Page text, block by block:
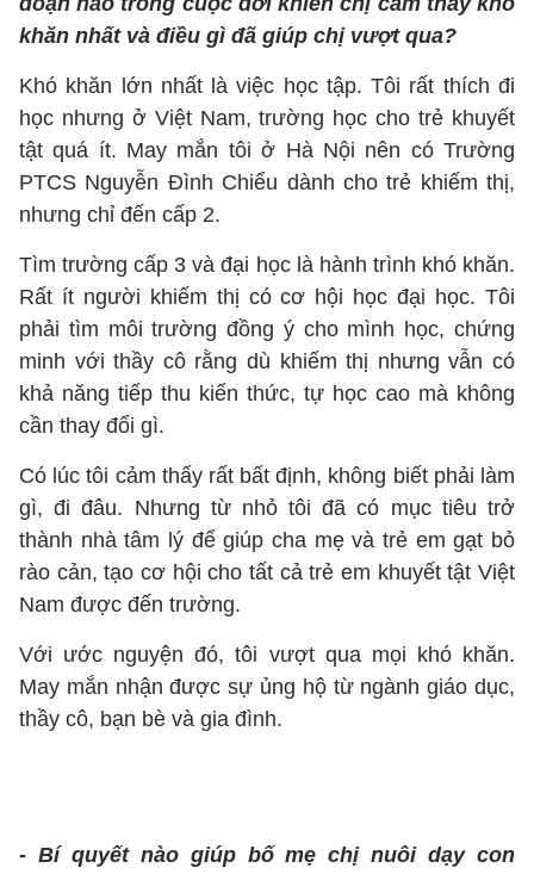
khăn nhất và điều gì đã giúp chị vượt qua?
Khó khăn lớn nhất là việc học tập. Tôi rất thích đi
học nhưng ở Việt Nam, trường học cho trẻ khuyết
tật quá ít. May mắn tôi ở Hà Nội nên có Trường
PTCS Nguyễn Đình Chiểu dành cho trẻ khiếm thị,
nhưng chỉ đến cấp 2.
Tìm trường cấp 3 và đại học là hành trình khó khăn.
Rất ít người khiếm thị có cơ hội học đại học. Tôi
phải tìm môi trường đồng ý cho mình học, chứng
minh với thầy cô rằng dù khiếm thị nhưng vẫn có
khả năng tiếp thu kiến thức, tự học cao mà không
cần thay đổi gì.
Có lúc tôi cảm thấy rất bất định, không biết phải làm
gì, đi đâu. Nhưng từ nhỏ tôi đã có mục tiêu trở
thành nhà tâm lý để giúp cha mẹ và trẻ em gạt bỏ
rào cản, tạo cơ hội cho tất cả trẻ em khuyết tật Việt
Nam được đến trường.
Với ước nguyện đó, tôi vượt qua mọi khó khăn.
May mắn nhận được sự ủng hộ từ ngành giáo dục,
thầy cô, bạn bè và gia đình.
- Bí quyết nào giúp bố mẹ chị nuôi dạy con